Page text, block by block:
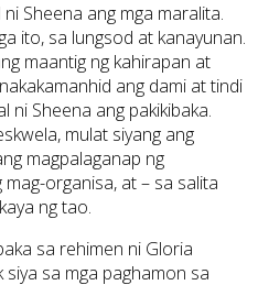
Sheena ang mga maralita.
ito, sa lungsod at kanayunan.
maantig ng kahirapan at
ang dami at tindi
ni Sheena ang pakikibaka.
mulat siyang ang
magpalaganap ng
organisa, at – sa salita
ng tao.
sa rehimen ni Gloria
sa mga paghamon sa